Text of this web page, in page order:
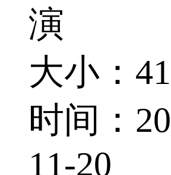
演
大小：
时间：
11-20